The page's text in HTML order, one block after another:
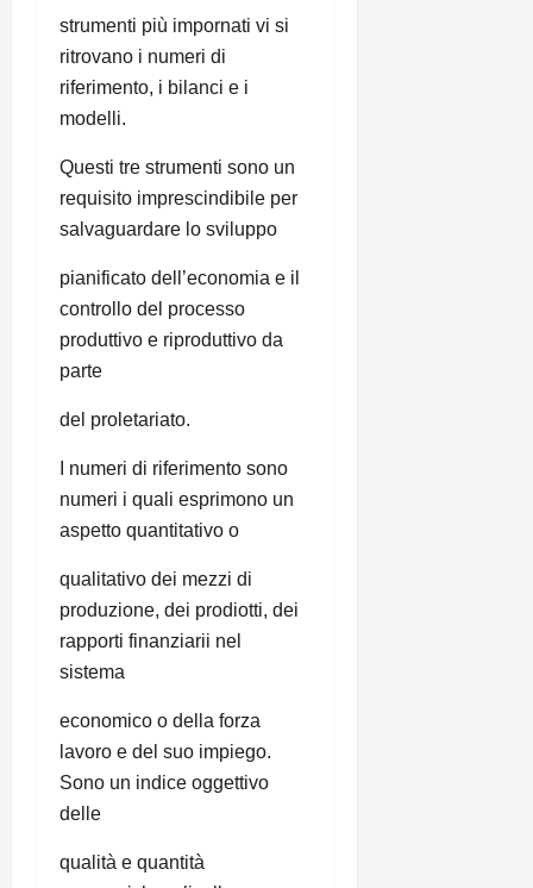
strumenti più impornati vi si
ritrovano i numeri di
riferimento, i bilanci e i
modelli.
Questi tre strumenti sono un
requisito imprescindibile per
salvaguardare lo sviluppo
pianificato dell’economia e il
controllo del processo
produttivo e riproduttivo da
parte
del proletariato.
I numeri di riferimento sono
numeri i quali esprimono un
aspetto quantitativo o
qualitativo dei mezzi di
produzione, dei prodiotti, dei
rapporti finanziarii nel
sistema
economico o della forza
lavoro e del suo impiego.
Sono un indice oggettivo
delle
qualità e quantità